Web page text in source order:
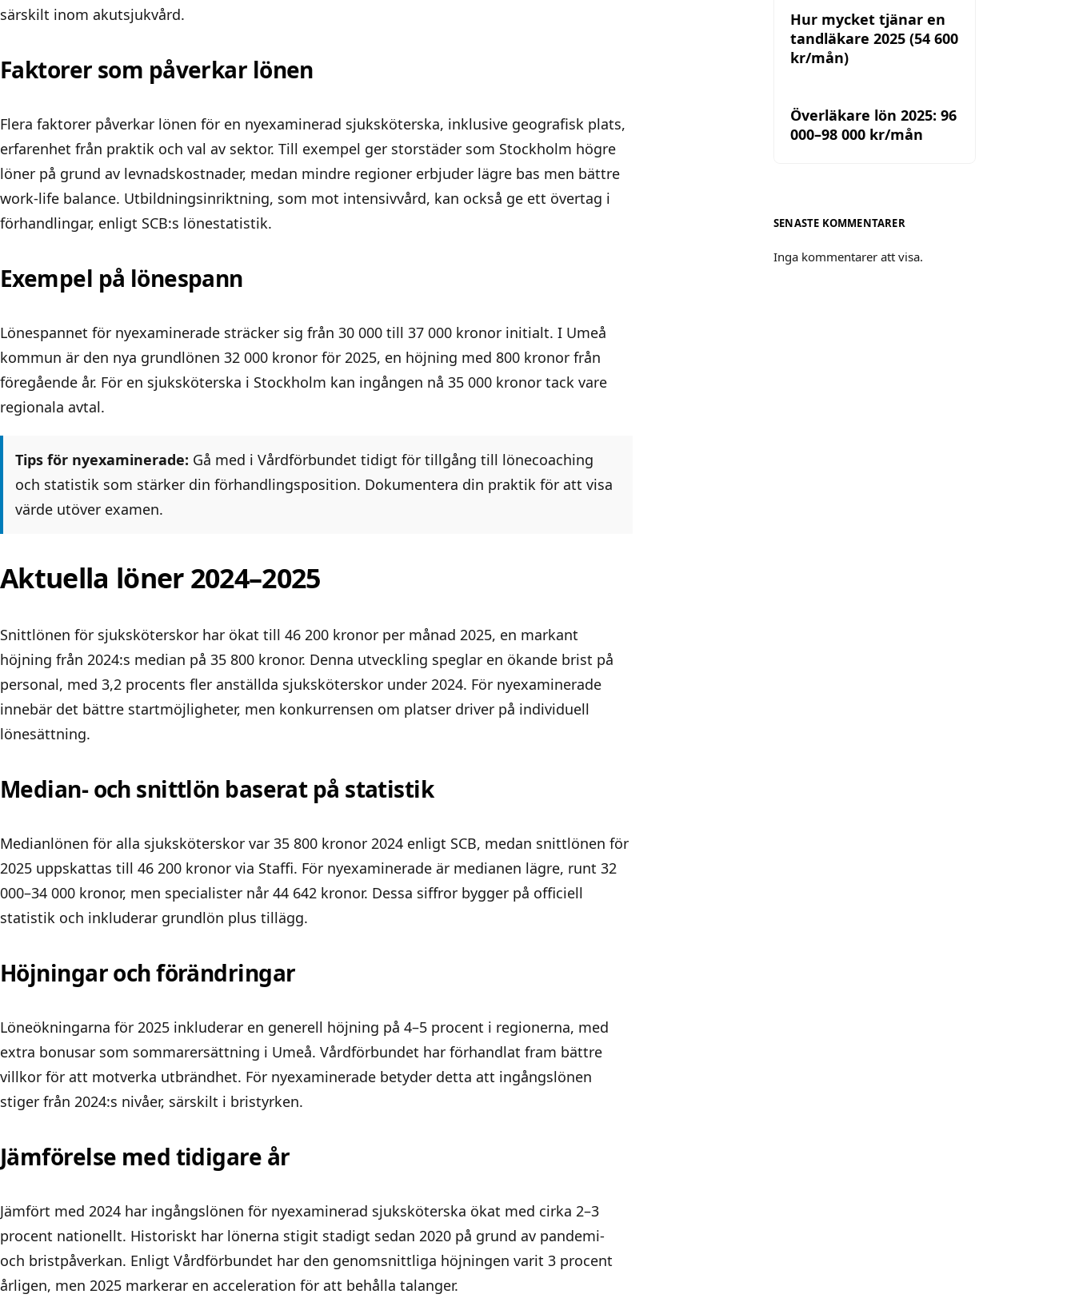
särskilt inom akutsjukvård.
Faktorer som påverkar lönen
Flera faktorer påverkar lönen för en nyexaminerad sjuksköterska, inklusive geografisk plats,
erfarenhet från praktik och val av sektor. Till exempel ger storstäder som Stockholm högre
löner på grund av levnadskostnader, medan mindre regioner erbjuder lägre bas men bättre
work-life balance. Utbildningsinriktning, som mot intensivvård, kan också ge ett övertag i
förhandlingar, enligt SCB:s lönestatistik.
Exempel på lönespann
Lönespannet för nyexaminerade sträcker sig från 30 000 till 37 000 kronor initialt. I Umeå
kommun är den nya grundlönen 32 000 kronor för 2025, en höjning med 800 kronor från
föregående år. För en sjuksköterska i Stockholm kan ingången nå 35 000 kronor tack vare
regionala avtal.
Tips för nyexaminerade: Gå med i Vårdförbundet tidigt för tillgång till lönecoaching
och statistik som stärker din förhandlingsposition. Dokumentera din praktik för att visa
värde utöver examen.
Aktuella löner 2024–2025
Snittlönen för sjuksköterskor har ökat till 46 200 kronor per månad 2025, en markant
höjning från 2024:s median på 35 800 kronor. Denna utveckling speglar en ökande brist på
personal, med 3,2 procents fler anställda sjuksköterskor under 2024. För nyexaminerade
innebär det bättre startmöjligheter, men konkurrensen om platser driver på individuell
lönesättning.
Median- och snittlön baserat på statistik
Medianlönen för alla sjuksköterskor var 35 800 kronor 2024 enligt SCB, medan snittlönen för
2025 uppskattas till 46 200 kronor via Staffi. För nyexaminerade är medianen lägre, runt 32
000–34 000 kronor, men specialister når 44 642 kronor. Dessa siffror bygger på officiell
statistik och inkluderar grundlön plus tillägg.
Höjningar och förändringar
Löneökningarna för 2025 inkluderar en generell höjning på 4–5 procent i regionerna, med
extra bonusar som sommarersättning i Umeå. Vårdförbundet har förhandlat fram bättre
villkor för att motverka utbrändhet. För nyexaminerade betyder detta att ingångslönen
stiger från 2024:s nivåer, särskilt i bristyrken.
Jämförelse med tidigare år
Jämfört med 2024 har ingångslönen för nyexaminerad sjuksköterska ökat med cirka 2–3
procent nationellt. Historiskt har lönerna stigit stadigt sedan 2020 på grund av pandemi-
och bristpåverkan. Enligt Vårdförbundet har den genomsnittliga höjningen varit 3 procent
årligen, men 2025 markerar en acceleration för att behålla talanger.
Hur mycket tjänar en
tandläkare 2025 (54 600
kr/mån)
Överläkare lön 2025: 96
000–98 000 kr/mån
SENASTE KOMMENTARER
Inga kommentarer att visa.